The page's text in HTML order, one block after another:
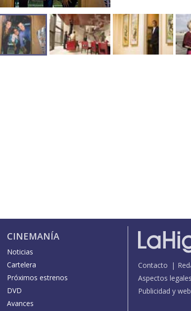
CINEMANÍA
Noticias
Cartelera
Próximos estrenos
DVD
Avances
Contacto
Aspectos legales
Publicidad y